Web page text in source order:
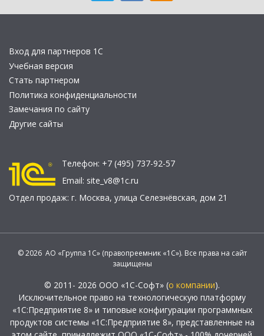
Вход для партнеров 1С
Учебная версия
Стать партнером
Политика конфиденциальности
Замечания по сайту
Другие сайты
Телефон: +7 (495) 737-92-57
Email: site_v8@1c.ru
Отдел продаж: г. Москва, улица Селезнёвская, дом 21
© 2026 АО «Группа 1С» (правопреемник «1С»). Все права на сайт
защищены
© 2011- 2026 ООО «1С-Софт» (о компании).
Исключительное право на технологическую платформу
«1С:Предприятие 8» и типовые конфигурации программных
продуктов системы «1С:Предприятие 8», представленные на